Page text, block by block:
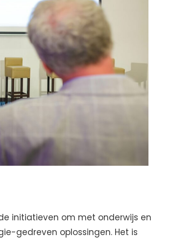
initiatieven om met onderwijs en
gedreven oplossingen. Het is